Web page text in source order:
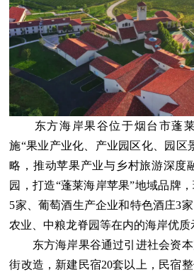
东方海岸果谷位于烟台市蓬莱
施“果业产业化、产业园区化、园区
略，推动苹果产业与乡村旅游深度
园，打造“蓬莱海岸苹果”地域品牌
5家、葡萄酒生产企业和特色酒庄3
农业、中粮龙脊园等在内的海岸优质
东方海岸果谷通过引进社会资本
街改造，新建民宿20套以上，民宿